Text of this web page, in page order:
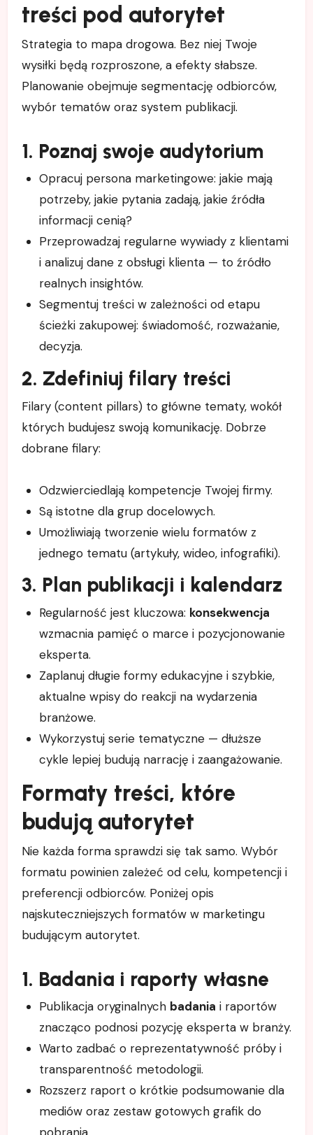
treści pod autorytet
Strategia to mapa drogowa. Bez niej Twoje
wysiłki będą rozproszone, a efekty słabsze.
Planowanie obejmuje segmentację odbiorców,
wybór tematów oraz system publikacji.
1. Poznaj swoje audytorium
Opracuj persona marketingowe: jakie mają
potrzeby, jakie pytania zadają, jakie źródła
informacji cenią?
Przeprowadzaj regularne wywiady z klientami
i analizuj dane z obsługi klienta — to źródło
realnych insightów.
Segmentuj treści w zależności od etapu
ścieżki zakupowej: świadomość, rozważanie,
decyzja.
2. Zdefiniuj filary treści
Filary (content pillars) to główne tematy, wokół
których budujesz swoją komunikację. Dobrze
dobrane filary:
Odzwierciedlają kompetencje Twojej firmy.
Są istotne dla grup docelowych.
Umożliwiają tworzenie wielu formatów z
jednego tematu (artykuły, wideo, infografiki).
3. Plan publikacji i kalendarz
Regularność jest kluczowa: konsekwencja
wzmacnia pamięć o marce i pozycjonowanie
eksperta.
Zaplanuj długie formy edukacyjne i szybkie,
aktualne wpisy do reakcji na wydarzenia
branżowe.
Wykorzystuj serie tematyczne — dłuższe
cykle lepiej budują narrację i zaangażowanie.
Formaty treści, które
budują autorytet
Nie każda forma sprawdzi się tak samo. Wybór
formatu powinien zależeć od celu, kompetencji i
preferencji odbiorców. Poniżej opis
najskuteczniejszych formatów w marketingu
budującym autorytet.
1. Badania i raporty własne
Publikacja oryginalnych badania i raportów
znacząco podnosi pozycję eksperta w branży.
Warto zadbać o reprezentatywność próby i
transparentność metodologii.
Rozszerz raport o krótkie podsumowanie dla
mediów oraz zestaw gotowych grafik do